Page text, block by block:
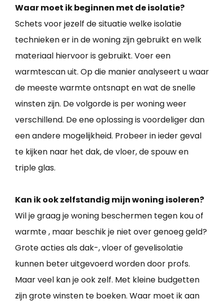
Waar moet ik beginnen met de isolatie?
Schets voor jezelf de situatie welke isolatie
technieken er in de woning zijn gebruikt en welk
materiaal hiervoor is gebruikt. Voer een
warmtescan uit. Op die manier analyseert u waar
de meeste warmte ontsnapt en wat de snelle
winsten zijn. De volgorde is per woning weer
verschillend. De ene oplossing is voordeliger dan
een andere mogelijkheid. Probeer in ieder geval
te kijken naar het dak, de vloer, de spouw en
triple glas.
Kan ik ook zelfstandig mijn woning isoleren?
Wil je graag je woning beschermen tegen kou of
warmte , maar beschik je niet over genoeg geld?
Grote acties als dak-, vloer of gevelisolatie
kunnen beter uitgevoerd worden door profs.
Maar veel kan je ook zelf. Met kleine budgetten
zijn grote winsten te boeken. Waar moet ik aan